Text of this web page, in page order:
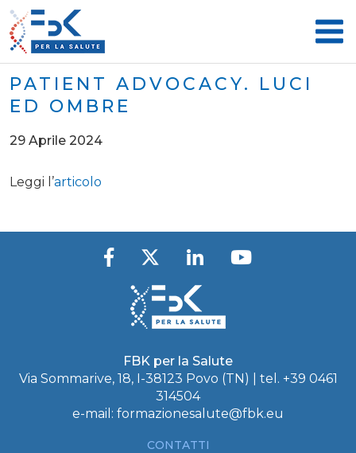
PATIENT ADVOCACY. LUCI
ED OMBRE
29 Aprile 2024
Leggi l’articolo
FBK per la Salute
Via Sommarive, 18, I-38123 Povo (TN) | tel. +39 0461
314504
e-mail: formazionesalute@fbk.eu
CONTATTI